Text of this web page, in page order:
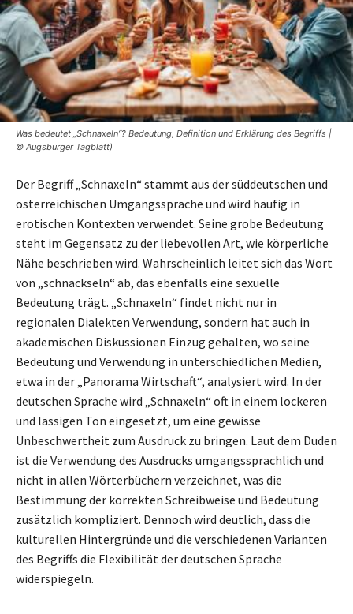
Was bedeutet „Schnaxeln“? Bedeutung, Definition und Erklärung des Begriffs |
© Augsburger Tagblatt)
Der Begriff „Schnaxeln“ stammt aus der süddeutschen und
österreichischen Umgangssprache und wird häufig in
erotischen Kontexten verwendet. Seine grobe Bedeutung
steht im Gegensatz zu der liebevollen Art, wie körperliche
Nähe beschrieben wird. Wahrscheinlich leitet sich das Wort
von „schnackseln“ ab, das ebenfalls eine sexuelle
Bedeutung trägt. „Schnaxeln“ findet nicht nur in
regionalen Dialekten Verwendung, sondern hat auch in
akademischen Diskussionen Einzug gehalten, wo seine
Bedeutung und Verwendung in unterschiedlichen Medien,
etwa in der „Panorama Wirtschaft“, analysiert wird. In der
deutschen Sprache wird „Schnaxeln“ oft in einem lockeren
und lässigen Ton eingesetzt, um eine gewisse
Unbeschwertheit zum Ausdruck zu bringen. Laut dem Duden
ist die Verwendung des Ausdrucks umgangssprachlich und
nicht in allen Wörterbüchern verzeichnet, was die
Bestimmung der korrekten Schreibweise und Bedeutung
zusätzlich kompliziert. Dennoch wird deutlich, dass die
kulturellen Hintergründe und die verschiedenen Varianten
des Begriffs die Flexibilität der deutschen Sprache
widerspiegeln.